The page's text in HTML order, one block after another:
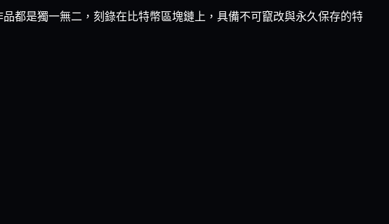
都是獨一無二，刻錄在比特幣區塊鏈上，具備不可竄改與永久保存的特